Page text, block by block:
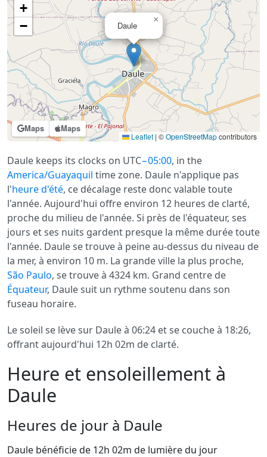
Maps Maps
Daule
×
+
−
Leaflet | ©OpenStreetMapcontributors
Daule keeps its clocks on UTC−05:00, in the
America/Guayaquil time zone. Daule n'applique pas
l'heure d'été, ce décalage reste donc valable toute
l'année. Aujourd'hui offre environ 12 heures de clarté,
proche du milieu de l'année. Si près de l'équateur, ses
jours et ses nuits gardent presque la même durée toute
l'année. Daule se trouve à peine au-dessus du niveau de
la mer, à environ 10 m. La grande ville la plus proche,
São Paulo, se trouve à 4324 km. Grand centre de
Équateur, Daule suit un rythme soutenu dans son
fuseau horaire.
Le soleil se lève sur Daule à 06:24 et se couche à 18:26,
offrant aujourd'hui 12h 02m de clarté.
Heure et ensoleillement à
Daule
Heures de jour à Daule
Daule bénéficie de 12h 02m de lumière du jour